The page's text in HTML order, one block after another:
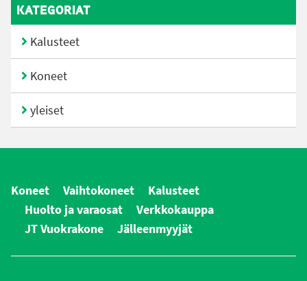
KATEGORIAT
Kalusteet
Koneet
yleiset
Koneet Vaihtokoneet
Kalusteet
Huolto ja varaosat
Verkkokauppa
JT Vuokrakone
Jälleenmyyjät